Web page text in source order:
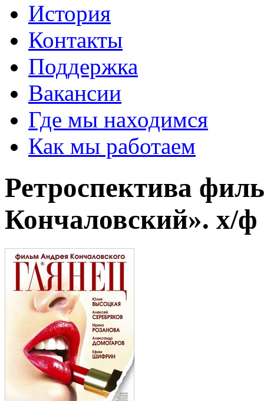
История
Контакты
Поддержка
Вакансии
Где мы находимся
Как мы работаем
Ретроспектива
Кончаловский». х/ф